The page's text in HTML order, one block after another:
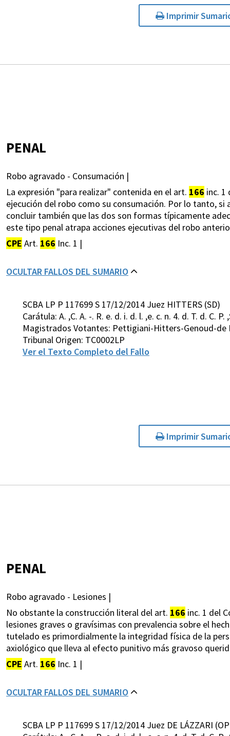
Imprimir
PENAL
Robo agravado - Consumación |
La expresión "para realizar" contenida en el art. 166 inc. 1
ejecución del robo como su consumación. Por lo tanto,
concluir también que las dos son formas típicamente
este tipo penal atrapa acciones ejecutivas del robo
CPE Art. 166 Inc. 1 |
OCULTAR FALLOS DEL SUMARIO
SCBA LP P 117699 S 17/12/2014 Juez HITTERS (SD)
Carátula: A. ,C. A. -. R. e. d. i. d. l. ,e. c. n. 4. d. T. d. C. P.
Magistrados Votantes: Pettigiani-Hitters-Genoud-de
Tribunal Origen: TC0002LP
Ver el Texto Completo del Fallo
Imprimir
PENAL
Robo agravado - Lesiones |
No obstante la construcción literal del art. 166 inc. 1 del
lesiones graves o gravísimas con prevalencia sobre el
tutelado es primordialmente la integridad física de la
axiológico que lleva al efecto punitivo más gravoso
CPE Art. 166 Inc. 1 |
OCULTAR FALLOS DEL SUMARIO
SCBA LP P 117699 S 17/12/2014 Juez DE LÁZZARI